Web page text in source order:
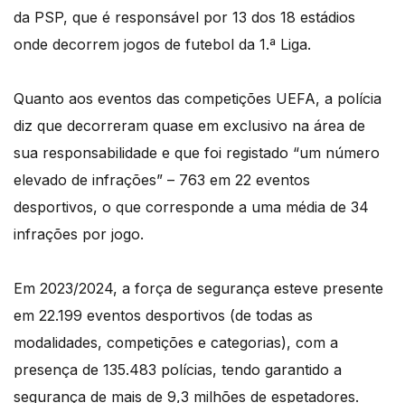
da PSP, que é responsável por 13 dos 18 estádios
onde decorrem jogos de futebol da 1.ª Liga.
Quanto aos eventos das competições UEFA, a polícia
diz que decorreram quase em exclusivo na área de
sua responsabilidade e que foi registado “um número
elevado de infrações” – 763 em 22 eventos
desportivos, o que corresponde a uma média de 34
infrações por jogo.
Em 2023/2024, a força de segurança esteve presente
em 22.199 eventos desportivos (de todas as
modalidades, competições e categorias), com a
presença de 135.483 polícias, tendo garantido a
segurança de mais de 9,3 milhões de espetadores.